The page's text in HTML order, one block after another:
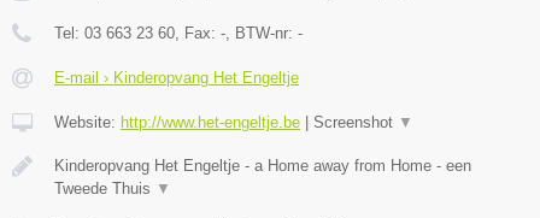
Tel: 03 663 23 60, Fax: -, BTW-nr: -
E-mail › Kinderopvang Het Engeltje
Website: http://www.het-engeltje.be Screenshot ▼
Kinderopvang Het Engeltje - a Home away from Home - een
Tweede Thuis ▼